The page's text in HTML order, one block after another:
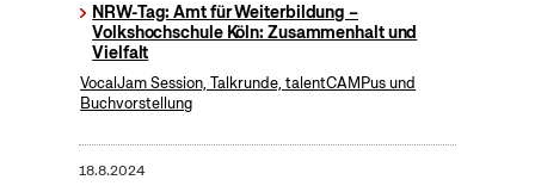
NRW-Tag: Amt für Weiterbildung –
Volkshochschule Köln: Zusammenhalt und
Vielfalt
VocalJam Session, Talkrunde, talentCAMPus und
Buchvorstellung
18.8.2024